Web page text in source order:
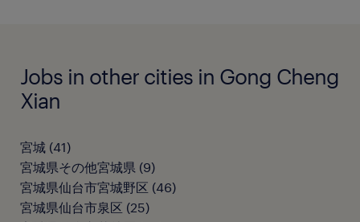
Jobs in other cities in Gong Cheng
Xian
宮城 (41)
宮城県その他宮城県 (9)
宮城県仙台市宮城野区 (46)
宮城県仙台市泉区 (25)